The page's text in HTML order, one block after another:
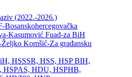
(2022.-2026.)
Kasumović Fuad-za BiH
Komšić-Za građansku
HSSSR, HSS, HSP BIH,
HDU, HSPHB,